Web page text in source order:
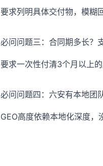
要求列明具体交付物，模糊
必问问题三：合同期多长？
要求一次性付清3个月以上的
必问问题四：六安有本地团
GEO高度依赖本地化深度，